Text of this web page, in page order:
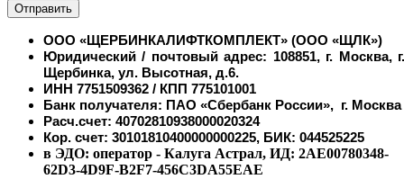
ООО «ЩЕРБИНКАЛИФТКОМПЛЕКТ» (ООО «ЩЛК»)
Юридический / почтовый адрес: 108851, г. Москва,
Щербинка, ул. Высотная, д.6.
ИНН 7751509362 / КПП 775101001
Банк получателя: ПАО «Сбербанк России», г. Москва
Расч.счет: 40702810938000020324
Кор. счет: 30101810400000000225, БИК: 044525225
в ЭДО: оператор - Калуга Астрал, ИД: 2AE00780348-
62D3-4D9F-B2F7-456C3DA55EAE